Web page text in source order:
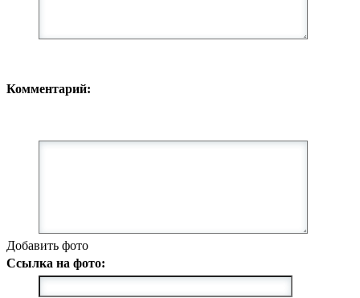
Комментарий:
Добавить фото
Ссылка на фото: